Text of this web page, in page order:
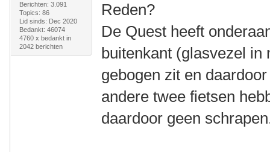
Berichten: 3.091
Topics: 86
Lid sinds: Dec 2020
Bedankt: 46074
4760 x bedankt in
2042 berichten
Reden?
De Quest heeft
buitenkant (glasvezel in
gebogen zit en
andere twee fietsen
daardoor geen